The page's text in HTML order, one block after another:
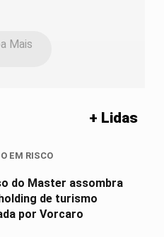
Mais
+ Lidas
EM RISCO
do Master assombra
de turismo
por Vorcaro